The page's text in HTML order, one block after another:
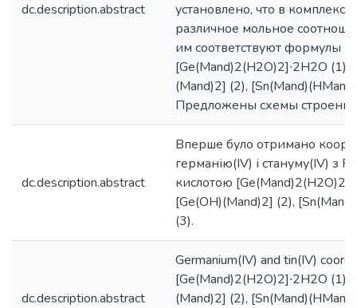
dc.description.abstract
установлено, что в
различное мольное
им соответствуют формулы
[Ge(Mand)2(H2O)2]∙2H2O (1),
(Mand)2] (2),
Предложены схемы
dc.description.abstract
Вперше було отримано
германію(IV) і стануму(IV) з
кислотою
[Ge(OH)(Mand)2] (2),
(3).
dc.description.abstract
Germanium(IV) and tin(IV)
[Ge(Mand)2(H2O)2]∙2H2O (1),
(Mand)2] (2),